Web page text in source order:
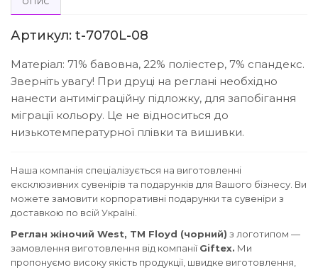
Артикул: t-7070L-08
Матеріал: 71% бавовна, 22% поліестер, 7% спандекс.
Зверніть увагу! При друці на реглані необхідно
нанести антиміграційну підложку, для запобігання
міграції кольору. Це не відноситься до
низькотемпературної плівки та вишивки.
Наша компанія спеціалізується на виготовленні
ексклюзивних сувенірів та подарунків для Вашого бізнесу. Ви
можете замовити корпоративні подарунки та сувеніри з
доставкою по всій Україні.
Реглан жіночий West, ТМ Floyd (чорний) з логотипом —
замовлення виготовлення від компанії Giftex. Ми
пропонуємо високу якість продукції, швидке виготовлення,